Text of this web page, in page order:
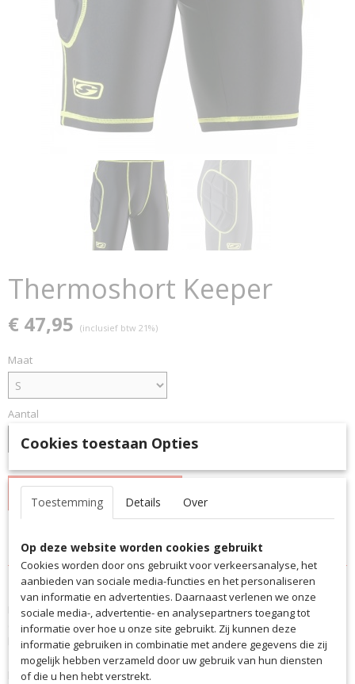
Thermoshort Keeper
€ 47,95 (inclusief btw 21%)
Maat
Aantal
IN WINKELWAGEN
Specificaties
Productcode
EAN code
9961
Productcode leverancier
9961
Omschrijving
De Baselayer Short biedt de best mogelijke bescherming - zonder
enige afleiding. Hoe zwaar de training of het spel ook is, met deze
korte broek ben je goed uitgerust.
• Zeer licht, nauwsluitend, elastisch materiaal voor een perfecte
pasvorm
Cookies toestaan Opties
Toestemming Details Over
Op deze website worden cookies gebruikt
Cookies worden door ons gebruikt voor verkeersanalyse, het
aanbieden van sociale media-functies en het personaliseren
van informatie en advertenties. Daarnaast verlenen we onze
sociale media-, advertentie- en analysepartners toegang tot
informatie over hoe u onze site gebruikt. Zij kunnen deze
informatie gebruiken in combinatie met andere gegevens die zij
mogelijk hebben verzameld door uw gebruik van hun diensten
of die u hen hebt verstrekt.